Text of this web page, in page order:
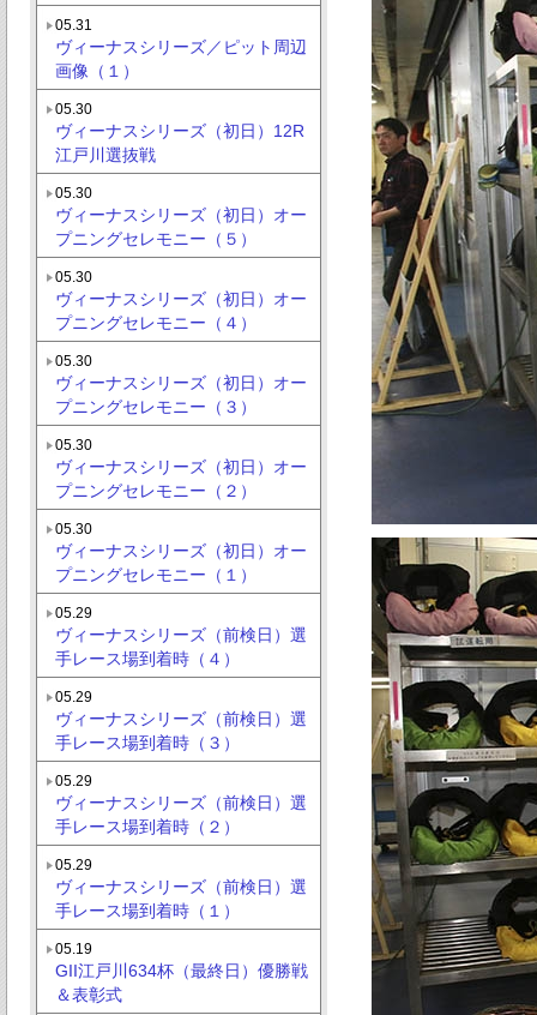
05.31
ヴィーナスシリーズ／ピット周辺
画像（１）
05.30
ヴィーナスシリーズ（初日）12R
江戸川選抜戦
05.30
ヴィーナスシリーズ（初日）オー
プニングセレモニー（５）
05.30
ヴィーナスシリーズ（初日）オー
プニングセレモニー（４）
05.30
ヴィーナスシリーズ（初日）オー
プニングセレモニー（３）
05.30
ヴィーナスシリーズ（初日）オー
プニングセレモニー（２）
05.30
ヴィーナスシリーズ（初日）オー
プニングセレモニー（１）
05.29
ヴィーナスシリーズ（前検日）選
手レース場到着時（４）
05.29
ヴィーナスシリーズ（前検日）選
手レース場到着時（３）
05.29
ヴィーナスシリーズ（前検日）選
手レース場到着時（２）
05.29
ヴィーナスシリーズ（前検日）選
手レース場到着時（１）
05.19
GII江戸川634杯（最終日）優勝戦
＆表彰式